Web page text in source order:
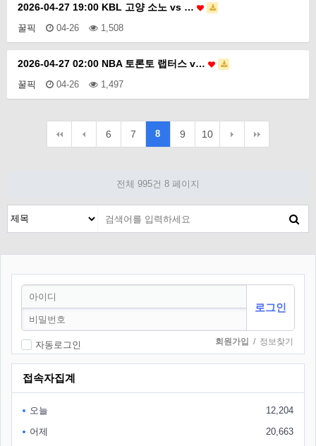
2026-04-27 19:00 KBL 고양 소노 vs …
꿀픽 04-26 1,508
2026-04-27 02:00 NBA 토론토 랩터스 v…
꿀픽 04-26 1,497
6 7 8 9 10
전체 995건 8 페이지
자동로그인 회원가입 / 정보찾기
접속자집계
오늘
12,204
어제
20,663